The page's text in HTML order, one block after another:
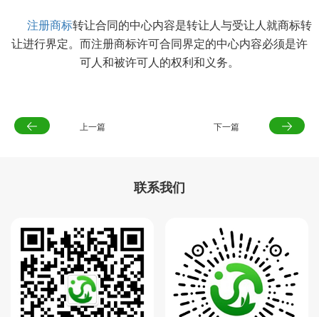
注册商标转让合同的中心内容是转让人与受让人就商标转
让进行界定。而注册商标许可合同界定的中心内容必须是许
可人和被许可人的权利和义务。
上一篇 下一篇
联系我们